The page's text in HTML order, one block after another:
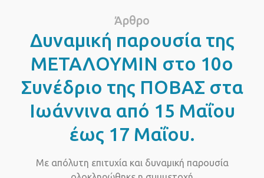
Άρθρο
Δυναμική παρουσία της
ΜΕΤΑΛΟΥΜΙΝ στο 10ο
Συνέδριο της ΠΟΒΑΣ στα
Ιωάννινα από 15 Μαΐου
έως 17 Μαΐου.
Με απόλυτη επιτυχία και δυναμική παρουσία